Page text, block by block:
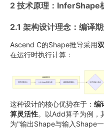
2 技术原理：InferShape
2.1 架构设计理念：编译
Ascend C的Shape推导采用
在运行时执行计算：
这种设计的核心优势在于： 编
算灵活性。以Add算子为例，
为"输出Shape与输入Shape